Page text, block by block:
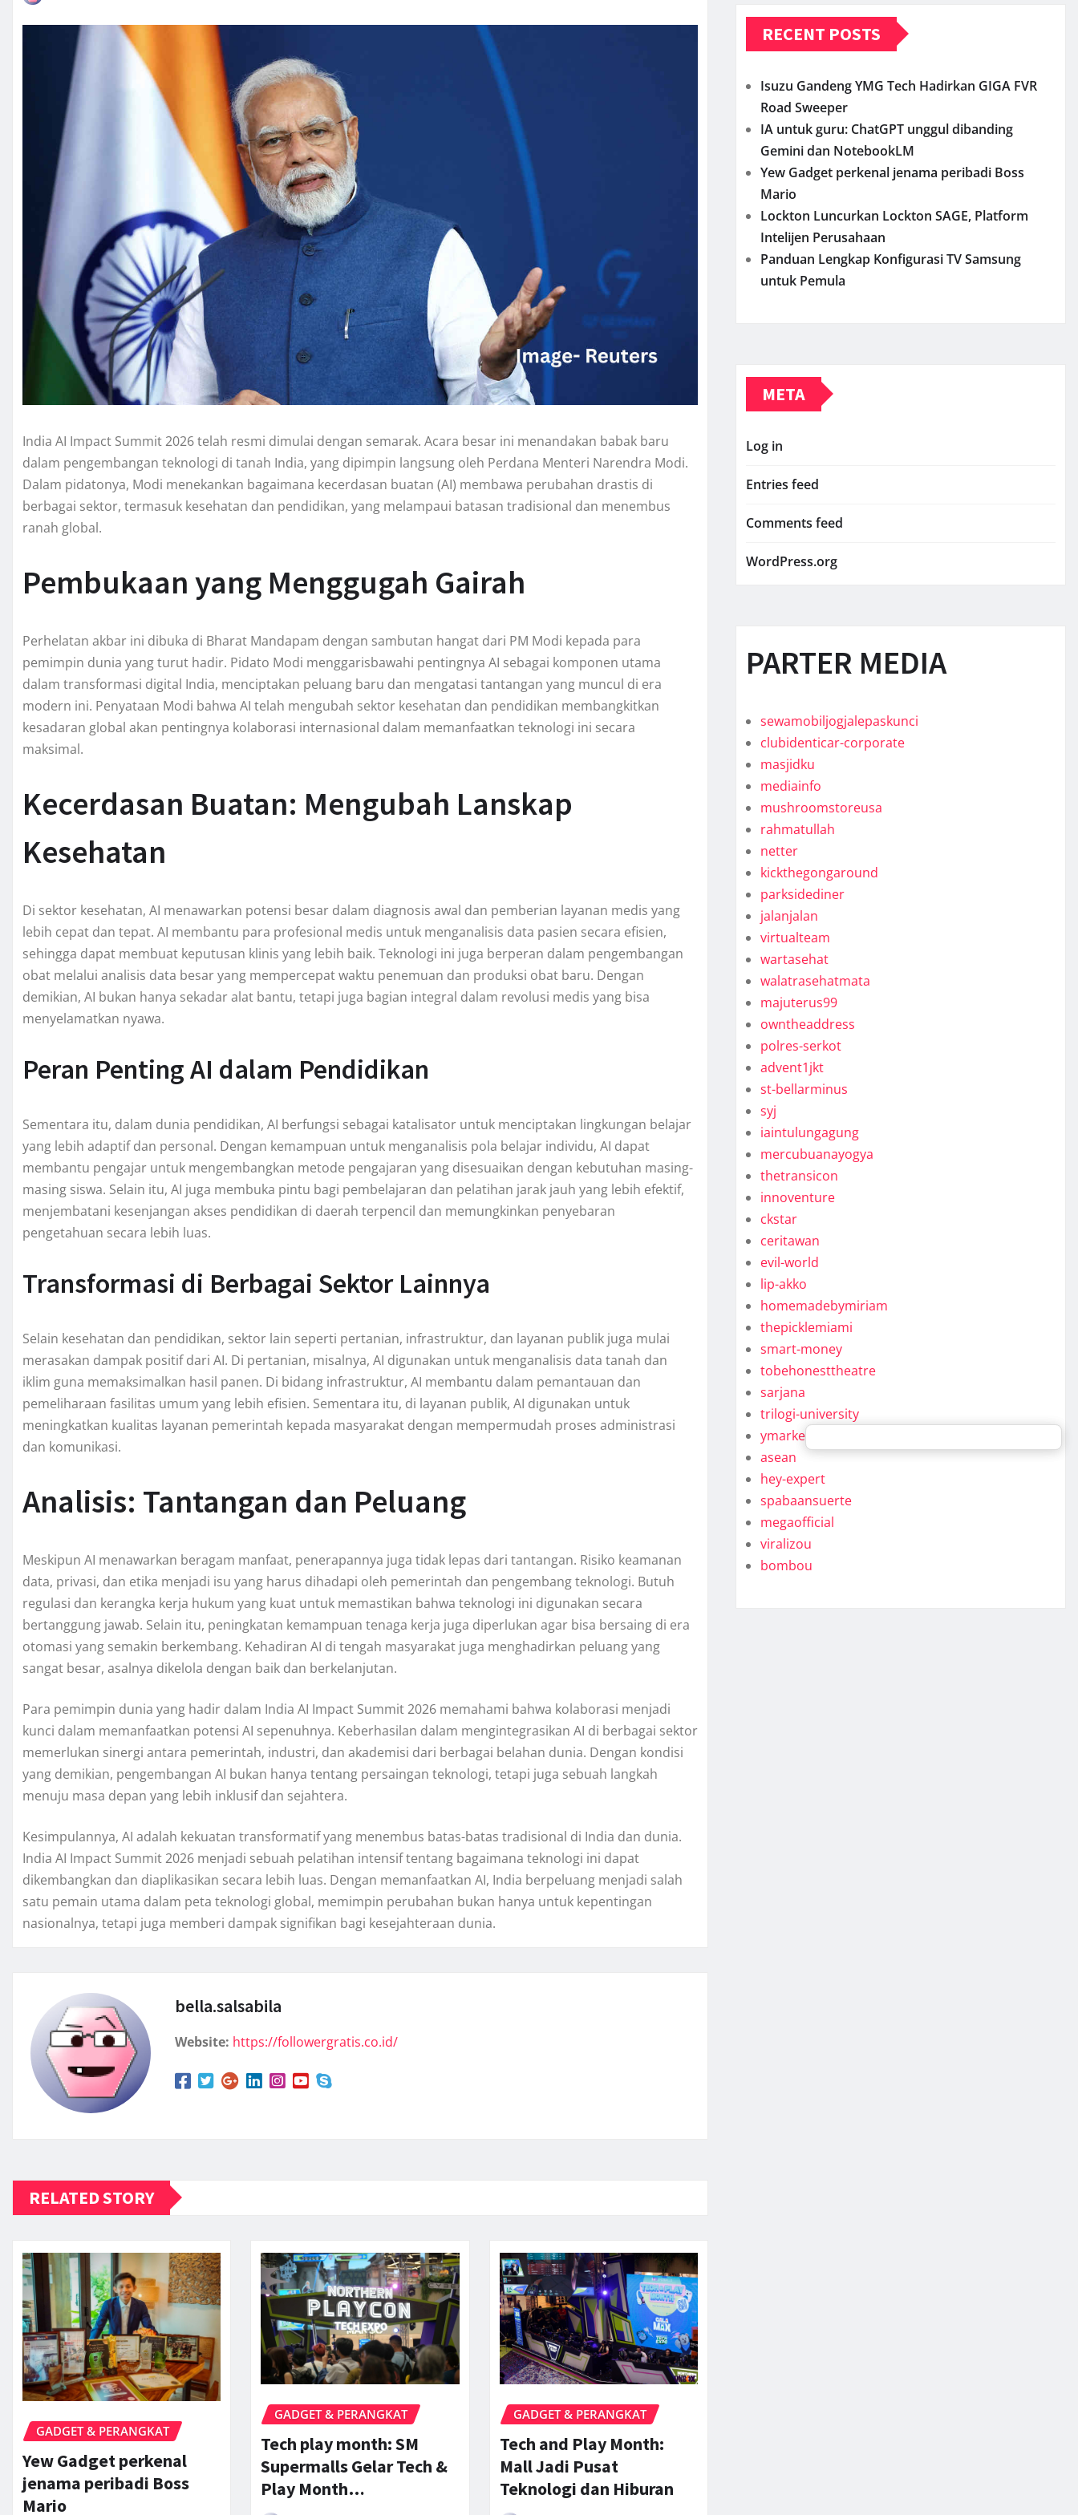
India AI Impact Summit 2026 telah resmi dimulai dengan semarak. Acara besar ini menandakan babak baru
dalam pengembangan teknologi di tanah India, yang dipimpin langsung oleh Perdana Menteri Narendra Modi.
Dalam pidatonya, Modi menekankan bagaimana kecerdasan buatan (AI) membawa perubahan drastis di
berbagai sektor, termasuk kesehatan dan pendidikan, yang melampaui batasan tradisional dan menembus
ranah global.
Pembukaan yang Menggugah Gairah
Perhelatan akbar ini dibuka di Bharat Mandapam dengan sambutan hangat dari PM Modi kepada para
pemimpin dunia yang turut hadir. Pidato Modi menggarisbawahi pentingnya AI sebagai komponen utama
dalam transformasi digital India, menciptakan peluang baru dan mengatasi tantangan yang muncul di era
modern ini. Penyataan Modi bahwa AI telah mengubah sektor kesehatan dan pendidikan membangkitkan
kesadaran global akan pentingnya kolaborasi internasional dalam memanfaatkan teknologi ini secara
maksimal.
Kecerdasan Buatan: Mengubah Lanskap
Kesehatan
Di sektor kesehatan, AI menawarkan potensi besar dalam diagnosis awal dan pemberian layanan medis yang
lebih cepat dan tepat. AI membantu para profesional medis untuk menganalisis data pasien secara efisien,
sehingga dapat membuat keputusan klinis yang lebih baik. Teknologi ini juga berperan dalam pengembangan
obat melalui analisis data besar yang mempercepat waktu penemuan dan produksi obat baru. Dengan
demikian, AI bukan hanya sekadar alat bantu, tetapi juga bagian integral dalam revolusi medis yang bisa
menyelamatkan nyawa.
Peran Penting AI dalam Pendidikan
Sementara itu, dalam dunia pendidikan, AI berfungsi sebagai katalisator untuk menciptakan lingkungan belajar
yang lebih adaptif dan personal. Dengan kemampuan untuk menganalisis pola belajar individu, AI dapat
membantu pengajar untuk mengembangkan metode pengajaran yang disesuaikan dengan kebutuhan masing-
masing siswa. Selain itu, AI juga membuka pintu bagi pembelajaran dan pelatihan jarak jauh yang lebih efektif,
menjembatani kesenjangan akses pendidikan di daerah terpencil dan memungkinkan penyebaran
pengetahuan secara lebih luas.
Transformasi di Berbagai Sektor Lainnya
Selain kesehatan dan pendidikan, sektor lain seperti pertanian, infrastruktur, dan layanan publik juga mulai
merasakan dampak positif dari AI. Di pertanian, misalnya, AI digunakan untuk menganalisis data tanah dan
iklim guna memaksimalkan hasil panen. Di bidang infrastruktur, AI membantu dalam pemantauan dan
pemeliharaan fasilitas umum yang lebih efisien. Sementara itu, di layanan publik, AI digunakan untuk
meningkatkan kualitas layanan pemerintah kepada masyarakat dengan mempermudah proses administrasi
dan komunikasi.
Analisis: Tantangan dan Peluang
Meskipun AI menawarkan beragam manfaat, penerapannya juga tidak lepas dari tantangan. Risiko keamanan
data, privasi, dan etika menjadi isu yang harus dihadapi oleh pemerintah dan pengembang teknologi. Butuh
regulasi dan kerangka kerja hukum yang kuat untuk memastikan bahwa teknologi ini digunakan secara
bertanggung jawab. Selain itu, peningkatan kemampuan tenaga kerja juga diperlukan agar bisa bersaing di era
otomasi yang semakin berkembang. Kehadiran AI di tengah masyarakat juga menghadirkan peluang yang
sangat besar, asalnya dikelola dengan baik dan berkelanjutan.
Para pemimpin dunia yang hadir dalam India AI Impact Summit 2026 memahami bahwa kolaborasi menjadi
kunci dalam memanfaatkan potensi AI sepenuhnya. Keberhasilan dalam mengintegrasikan AI di berbagai sektor
memerlukan sinergi antara pemerintah, industri, dan akademisi dari berbagai belahan dunia. Dengan kondisi
yang demikian, pengembangan AI bukan hanya tentang persaingan teknologi, tetapi juga sebuah langkah
menuju masa depan yang lebih inklusif dan sejahtera.
Kesimpulannya, AI adalah kekuatan transformatif yang menembus batas-batas tradisional di India dan dunia.
India AI Impact Summit 2026 menjadi sebuah pelatihan intensif tentang bagaimana teknologi ini dapat
dikembangkan dan diaplikasikan secara lebih luas. Dengan memanfaatkan AI, India berpeluang menjadi salah
satu pemain utama dalam peta teknologi global, memimpin perubahan bukan hanya untuk kepentingan
nasionalnya, tetapi juga memberi dampak signifikan bagi kesejahteraan dunia.
bella.salsabila
Website: https://followergratis.co.id/
RELATED STORY
GADGET & PERANGKAT
Yew Gadget perkenal
jenama peribadi Boss
Mario
GADGET & PERANGKAT
Tech play month: SM
Supermalls Gelar Tech &
Play Month…
GADGET & PERANGKAT
Tech and Play Month:
Mall Jadi Pusat
Teknologi dan Hiburan
RECENT POSTS
Isuzu Gandeng YMG Tech Hadirkan GIGA FVR
Road Sweeper
IA untuk guru: ChatGPT unggul dibanding
Gemini dan NotebookLM
Yew Gadget perkenal jenama peribadi Boss
Mario
Lockton Luncurkan Lockton SAGE, Platform
Intelijen Perusahaan
Panduan Lengkap Konfigurasi TV Samsung
untuk Pemula
META
Log in
Entries feed
Comments feed
WordPress.org
PARTER MEDIA
sewamobiljogjalepaskunci
clubidenticar-corporate
masjidku
mediainfo
mushroomstoreusa
rahmatullah
netter
kickthegongaround
parksidediner
jalanjalan
virtualteam
wartasehat
walatrasehatmata
majuterus99
owntheaddress
polres-serkot
advent1jkt
st-bellarminus
syj
iaintulungagung
mercubuanayogya
thetransicon
innoventure
ckstar
ceritawan
evil-world
lip-akko
homemadebymiriam
thepicklemiami
smart-money
tobehonesttheatre
sarjana
trilogi-university
ymarkel
asean
hey-expert
spabaansuerte
megaofficial
viralizou
bombou